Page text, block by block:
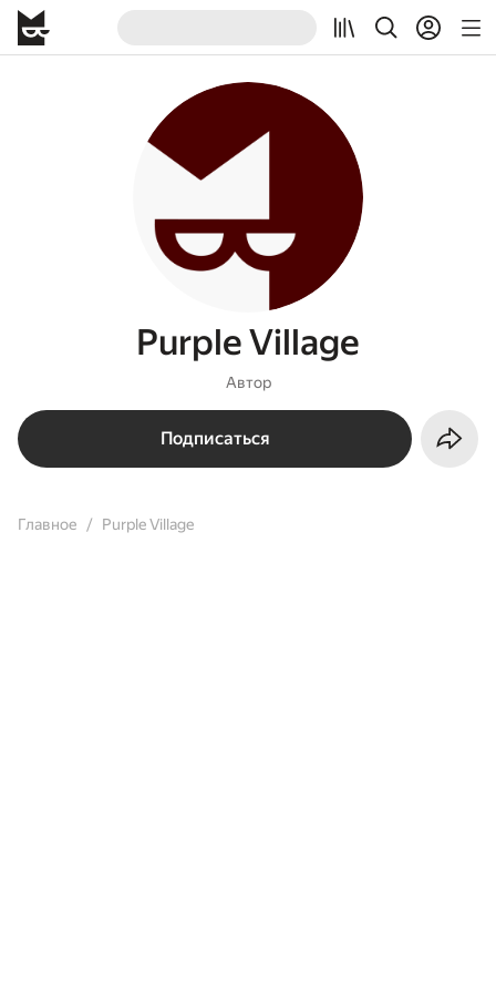
Purple Village
Автор
Подписаться
Главное Purple Village